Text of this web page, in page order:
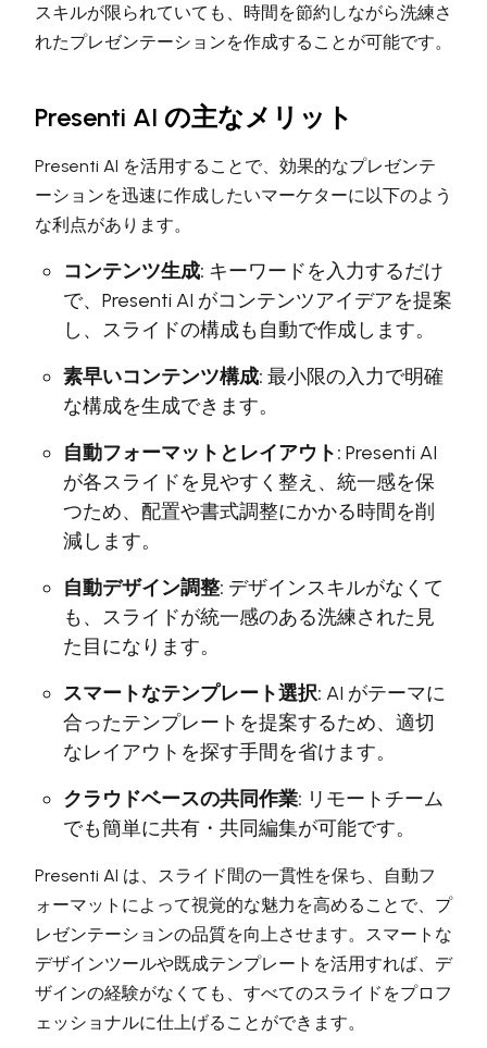
スキルが限られていても、時間を節約しながら洗練さ
れたプレゼンテーションを作成することが可能です。
Presenti AI の主なメリット
Presenti AI を活用することで、効果的なプレゼンテ
ーションを迅速に作成したいマーケターに以下のよう
な利点があります。
コンテンツ生成: キーワードを入力するだけ
で、Presenti AI がコンテンツアイデアを提案
し、スライドの構成も自動で作成します。
素早いコンテンツ構成: 最小限の入力で明確
な構成を生成できます。
自動フォーマットとレイアウト: Presenti AI
が各スライドを見やすく整え、統一感を保
つため、配置や書式調整にかかる時間を削
減します。
自動デザイン調整: デザインスキルがなくて
も、スライドが統一感のある洗練された見
た目になります。
スマートなテンプレート選択: AI がテーマに
合ったテンプレートを提案するため、適切
なレイアウトを探す手間を省けます。
クラウドベースの共同作業: リモートチーム
でも簡単に共有・共同編集が可能です。
Presenti AI は、スライド間の一貫性を保ち、自動フ
ォーマットによって視覚的な魅力を高めることで、プ
レゼンテーションの品質を向上させます。スマートな
デザインツールや既成テンプレートを活用すれば、デ
ザインの経験がなくても、すべてのスライドをプロフ
ェッショナルに仕上げることができます。